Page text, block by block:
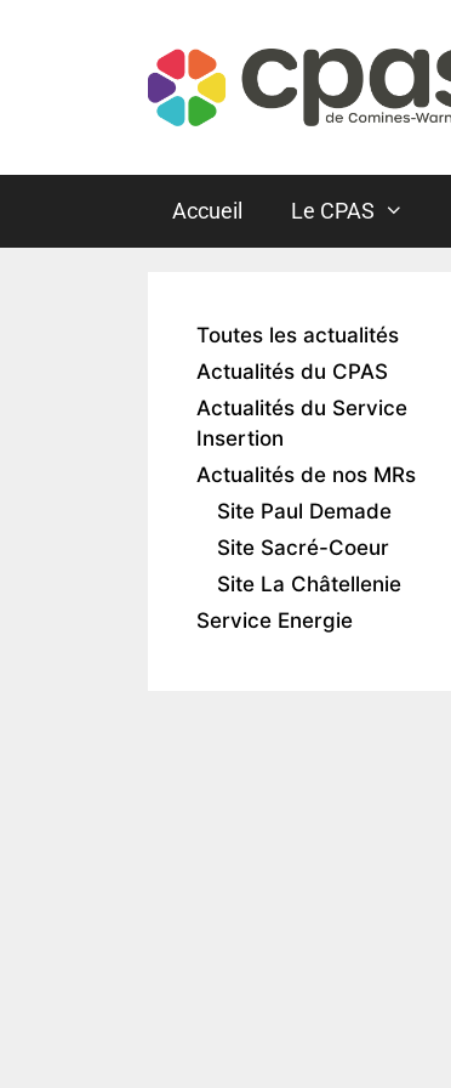
Accueil Le CPAS
Toutes les actualités
Actualités du CPAS
Actualités du Service
Insertion
Actualités de nos MRs
Site Paul Demade
Site Sacré-Coeur
Site La Châtellenie
Service Energie